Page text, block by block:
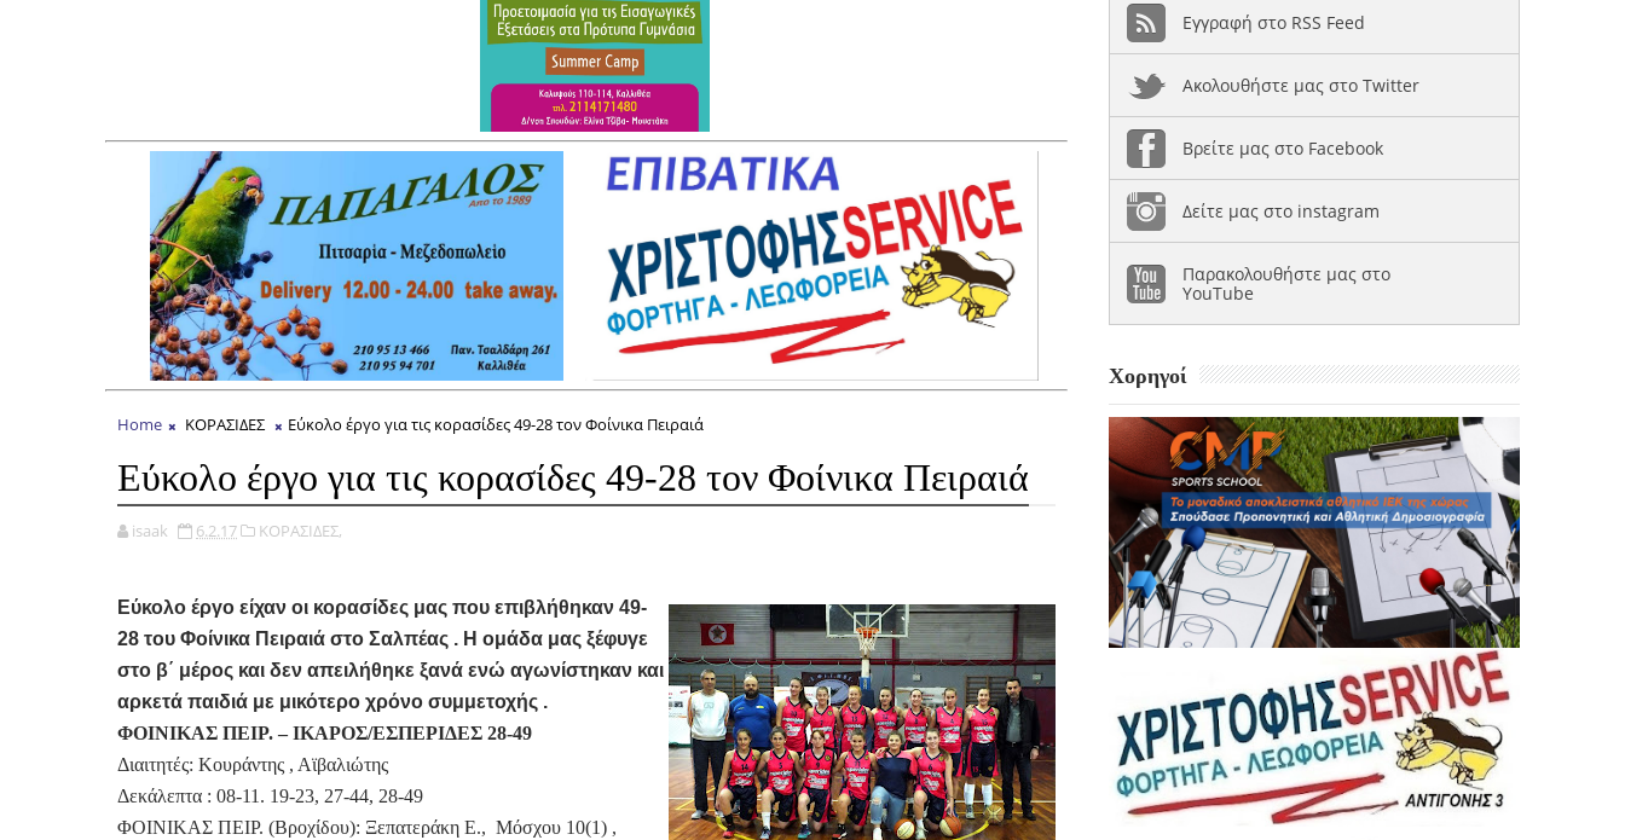
Home ΚΟΡΑΣΙΔΕΣ Εύκολο έργο για τις κορασίδες 49-28 τον Φοίνικα Πειραιά
Εύκολο έργο για τις κορασίδες 49-28 τον Φοίνικα Πειραιά
isaak 6.2.17 ΚΟΡΑΣΙΔΕΣ,
Εύκολο έργο είχαν οι κορασίδες μας που επιβλήθηκαν 49-
28 του Φοίνικα Πειραιά στο Σαλπέας . Η ομάδα μας ξέφυγε
στο β΄ μέρος και δεν απειλήθηκε ξανά ενώ αγωνίστηκαν και
αρκετά παιδιά με μικότερο χρόνο συμμετοχής .
ΦΟΙΝΙΚΑΣ ΠΕΙΡ. – ΙΚΑΡΟΣ/ΕΣΠΕΡΙΔΕΣ 28-49
Διαιτητές: Κουράντης , Αϊβαλιώτης
Δεκάλεπτα : 08-11. 19-23, 27-44, 28-49
ΦΟΙΝΙΚΑΣ ΠΕΙΡ. (Βροχίδου): Ξεπατεράκη Ε., Μόσχου 10(1) ,
Εγγραφή στο RSS Feed
Ακολουθήστε μας στο Twitter
Βρείτε μας στο Facebook
Δείτε μας στο instagram
Παρακολουθήστε μας στο
YouTube
Χορηγοί